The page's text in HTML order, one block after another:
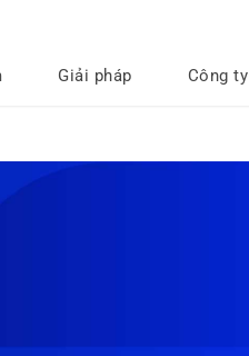
Giải pháp Công ty